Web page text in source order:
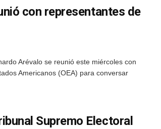
con representantes de
Arévalo se reunió este miércoles con
Americanos (OEA) para conversar
Supremo Electoral